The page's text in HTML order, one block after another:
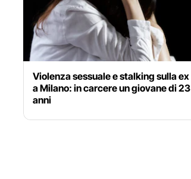
Violenza sessuale e stalking sulla ex
a Milano: in carcere un giovane di 23
anni